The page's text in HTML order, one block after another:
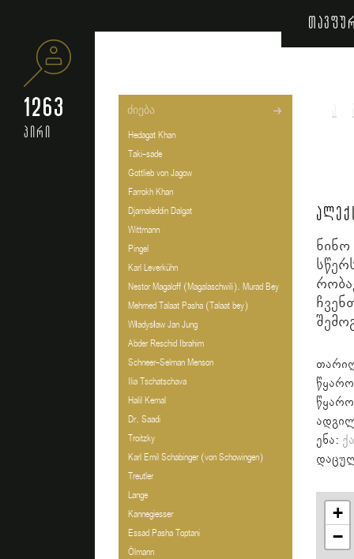
1263
პირი
Hedagat Khan
Taki-sade
Gottlieb von Jagow
Farrokh Khan
Djamaleddin Dalgat
Wittmann
Pingel
Karl Leverkühn
Nestor Magaloff (Magalaschwili). Murad Bey
Mehmed Talaat Pasha (Talaat bey)
Władysław Jan Jung
Abder Reschid Ibrahim
Schneer-Selman Menson
Ilia Tschatschava
Halil Kemal
Dr. Saadi
Troitzky
Karl Emil Schabinger (von Schowingen)
Treutler
Lange
Kannegiesser
Essad Pasha Toptani
Ölmann
ენა:
+
−